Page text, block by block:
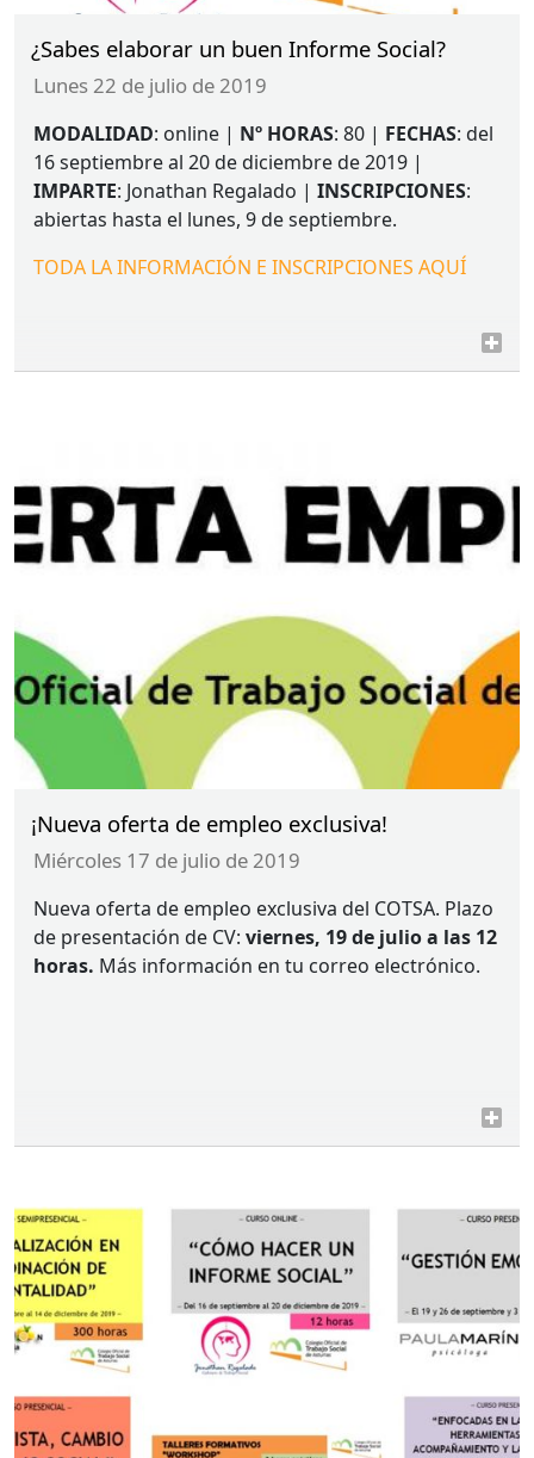
¿Sabes elaborar un buen Informe Social?
lunes 22 de julio de 2019
MODALIDAD: online | Nº HORAS: 80 | FECHAS: del
16 septiembre al 20 de diciembre de 2019 |
IMPARTE: Jonathan Regalado | INSCRIPCIONES:
abiertas hasta el lunes, 9 de septiembre.
TODA LAINFORMACIÓN E INSCRIPCIONES AQUÍ
¡Nueva oferta de empleo exclusiva!
miércoles 17 de julio de 2019
Nueva oferta de empleo exclusiva del COTSA. Plazo
de presentación de CV: viernes, 19 de julio a las 12
horas. Más información en tu correo electrónico.